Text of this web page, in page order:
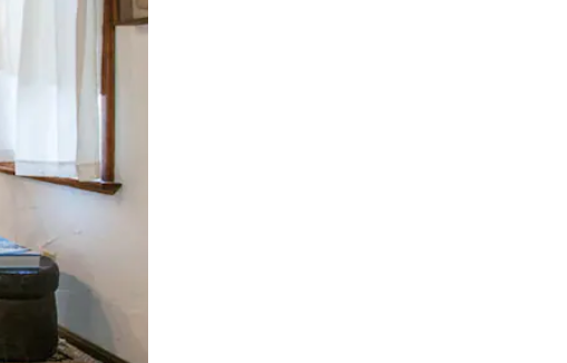
preskúmať pomocou dotykových gest či potiahnutia prstom.